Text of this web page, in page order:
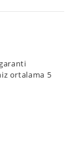
ortalama 5